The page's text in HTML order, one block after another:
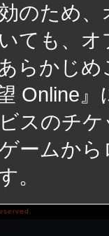
のため
ても、
らかじ
Online
スのチ
ームか
。